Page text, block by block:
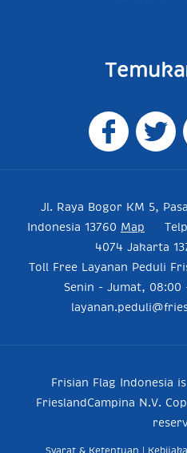
Jl. Raya Bogor KM 5,
Indonesia 13760 Map Telp
4074 Jakarta
Toll Free Layanan Peduli
Senin - Jumat, 08:00
Frisian Flag Indonesia
FrieslandCampina N.V.
Syarat & Ketentuan